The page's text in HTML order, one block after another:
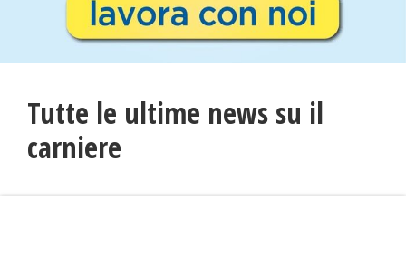
Tutte le ultime news su il
carniere